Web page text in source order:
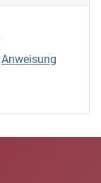
Anweisung